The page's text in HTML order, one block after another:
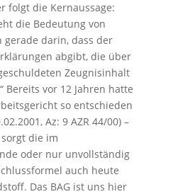
folgt die Kernaussage:
die Bedeutung von
gerade darin, dass der
abgibt, die über
Zeugnisinhalt
Bereits vor 12 Jahren hatte
so entschieden
Az: 9 AZR 44/00) –
die im
oder nur unvollständig
auch heute
Das BAG ist uns hier